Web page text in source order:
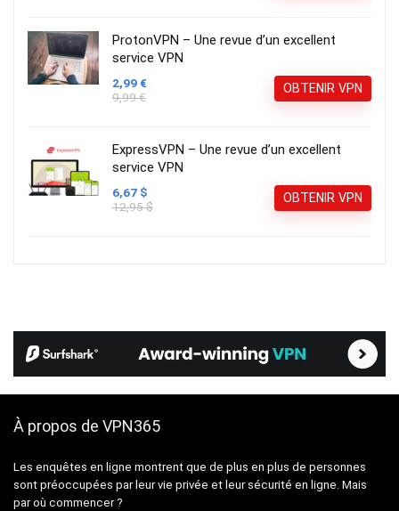
ProtonVPN – Une revue d’un excellent
service VPN
2,99 €
9,99 €
OBTENIR VPN
ExpressVPN – Une revue d’un excellent
service VPN
6,67 $
12,95 $
OBTENIR VPN
À propos de VPN365
Les enquêtes en ligne montrent que de plus en plus de personnes
sont préoccupées par leur vie privée et leur sécurité en ligne. Mais
par où commencer ?